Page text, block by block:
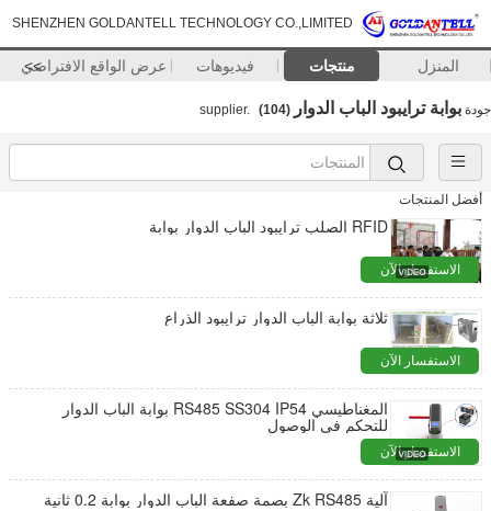
SHENZHEN GOLDANTELL TECHNOLOGY CO.,LIMITED
المنزل منتجات فيديوهات عرض الواقع الافتراضي
>>
جودة بوابة ترايبود الباب الدوار (104)
أفضل المنتجات
RFID الصلب ترايبود الباب الدوار بوابة
الاستفسار الآن
ثلاثة بوابة الباب الدوار ترايبود الذراع
الاستفسار الآن
المغناطيسي RS485 SS304 IP54 بوابة الباب الدوار
للتحكم في الوصول
الاستفسار الآن
آلية Zk RS485 بصمة صفعة الباب الدوار بوابة 0.2 ثانية